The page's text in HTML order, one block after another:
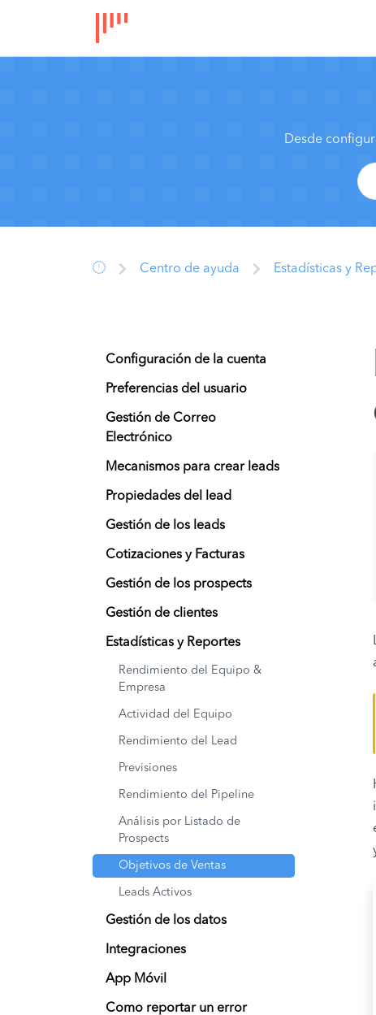
Desde
Centro de ayuda Estadísticas y
Configuración de la cuenta
Preferencias del usuario
Gestión de Correo
Electrónico
Mecanismos para crear leads
Propiedades del lead
Gestión de los leads
Cotizaciones y Facturas
Gestión de los prospects
Gestión de clientes
Estadísticas y Reportes
Rendimiento del Equipo &
Empresa
Actividad del Equipo
Rendimiento del Lead
Previsiones
Rendimiento del Pipeline
Análisis por Listado de
Prospects
Objetivos de Ventas
Leads Activos
Gestión de los datos
Integraciones
App Móvil
Como reportar un error